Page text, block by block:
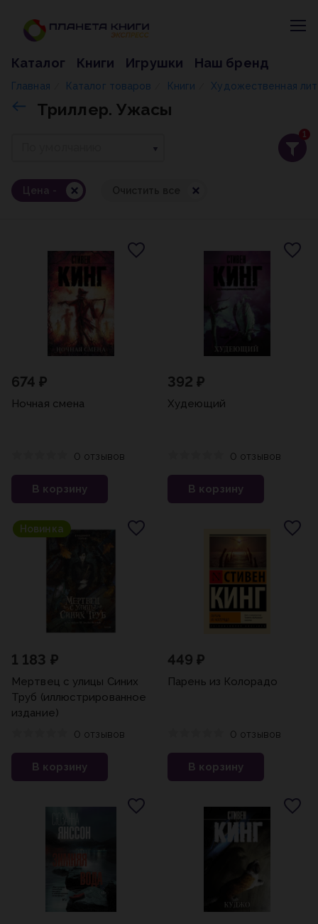
Каталог Книги Игрушки Наш бренд
Главная Каталог товаров Книги Художественная
Триллер. Ужасы
1
Цена -
674 ₽
Ночная смена
0 отзывов
В корзину
392 ₽
Худеющий
0 отзывов
В корзину
Новинка
1 183 ₽
Мертвец с улицы Синих
Труб (иллюстрированное
издание)
0 отзывов
В корзину
449 ₽
Парень из Колорадо
0 отзывов
В корзину